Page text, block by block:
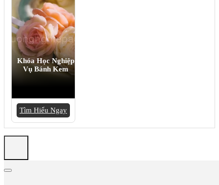
Khóa Học Nghiệp
Vụ Bánh Kem
Tìm Hiểu Ngay